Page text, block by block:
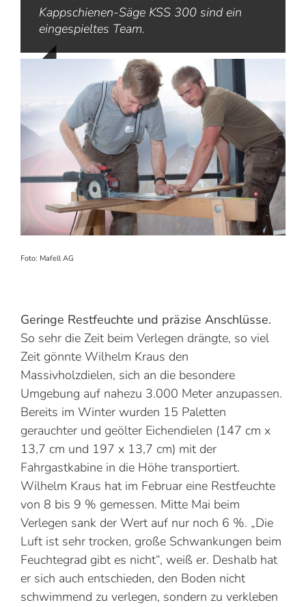
Kappschienen-Säge KSS 300 sind ein
eingespieltes Team.
Foto: Mafell AG
Geringe Restfeuchte und präzise Anschlüsse.
So sehr die Zeit beim Verlegen drängte, so viel
Zeit gönnte Wilhelm Kraus den
Massivholzdielen, sich an die besondere
Umgebung auf nahezu 3.000 Meter anzupassen.
Bereits im Winter wurden 15 Paletten
gerauchter und geölter Eichendielen (147 cm x
13,7 cm und 197 x 13,7 cm) mit der
Fahrgastkabine in die Höhe transportiert.
Wilhelm Kraus hat im Februar eine Restfeuchte
von 8 bis 9 % gemessen. Mitte Mai beim
Verlegen sank der Wert auf nur noch 6 %. „Die
Luft ist sehr trocken, große Schwankungen beim
Feuchtegrad gibt es nicht“, weiß er. Deshalb hat
er sich auch entschieden, den Boden nicht
schwimmend zu verlegen, sondern zu verkleben